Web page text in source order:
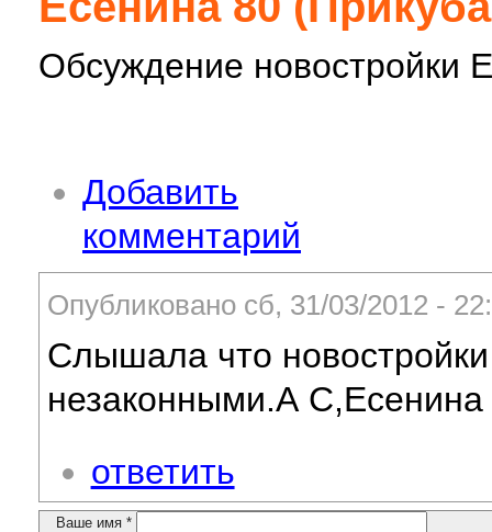
Обсуждение новостройки
Добавить
комментарий
Опубликовано сб, 31/03/2012 -
Слышала что
незаконными.А
ответить
Ваше имя *